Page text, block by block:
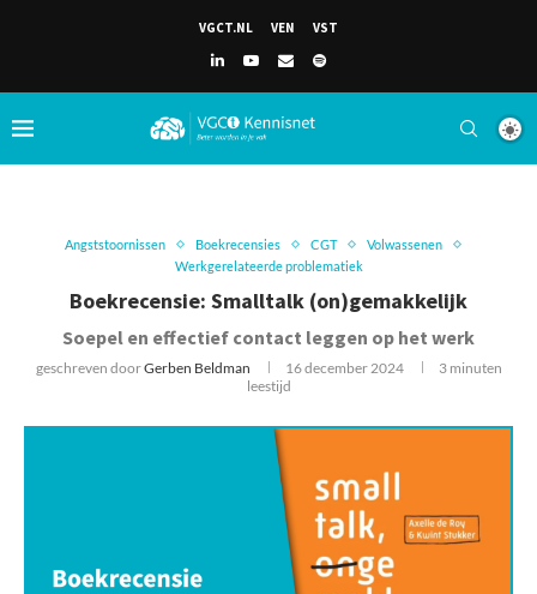
VGCT.NL VEN VST
Angststoornissen Boekrecensies CGT
Volwassenen
Werkgerelateerde problematiek
Boekrecensie: Smalltalk (on)gemakkelijk
Soepel en effectief contact leggen op het werk
geschreven doorGerben Beldman 16 december 2024
3 minuten
leestijd